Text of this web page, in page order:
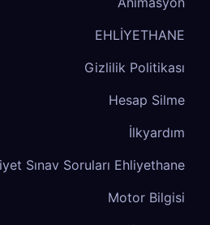
EHLİYETHANE
Gizlilik Politikası
Hesap Silme
İlkyardım
Sınav Soruları Ehliyethane
Motor Bilgisi